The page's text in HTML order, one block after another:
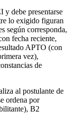
y debe presentarse
lo exigido figuran
según corresponda,
fecha reciente,
APTO (con
vez),
de
al postulante de
ordena por
B2